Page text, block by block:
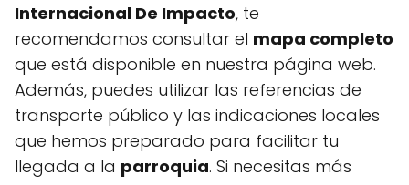
Internacional De Impacto, te
recomendamos consultar el mapa completo
que está disponible en nuestra página web.
Además, puedes utilizar las referencias de
transporte público y las indicaciones locales
que hemos preparado para facilitar tu
llegada a la parroquia. Si necesitas más